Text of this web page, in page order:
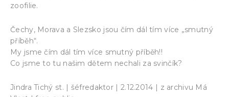
zoofilie.
Čechy, Morava a Slezsko jsou čím dál tím více „smutný
příběh“.
My jsme čím dál tím více smutný příběh!!
Co jsme to tu našim dětem nechali za svinčík?
Jindra Tichý st. | šéfredaktor | 2.12.2014 | z archivu Má